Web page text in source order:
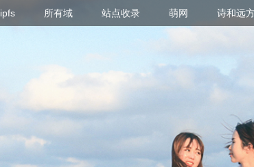
ipfs 所有域 站点收录 萌网 诗和远